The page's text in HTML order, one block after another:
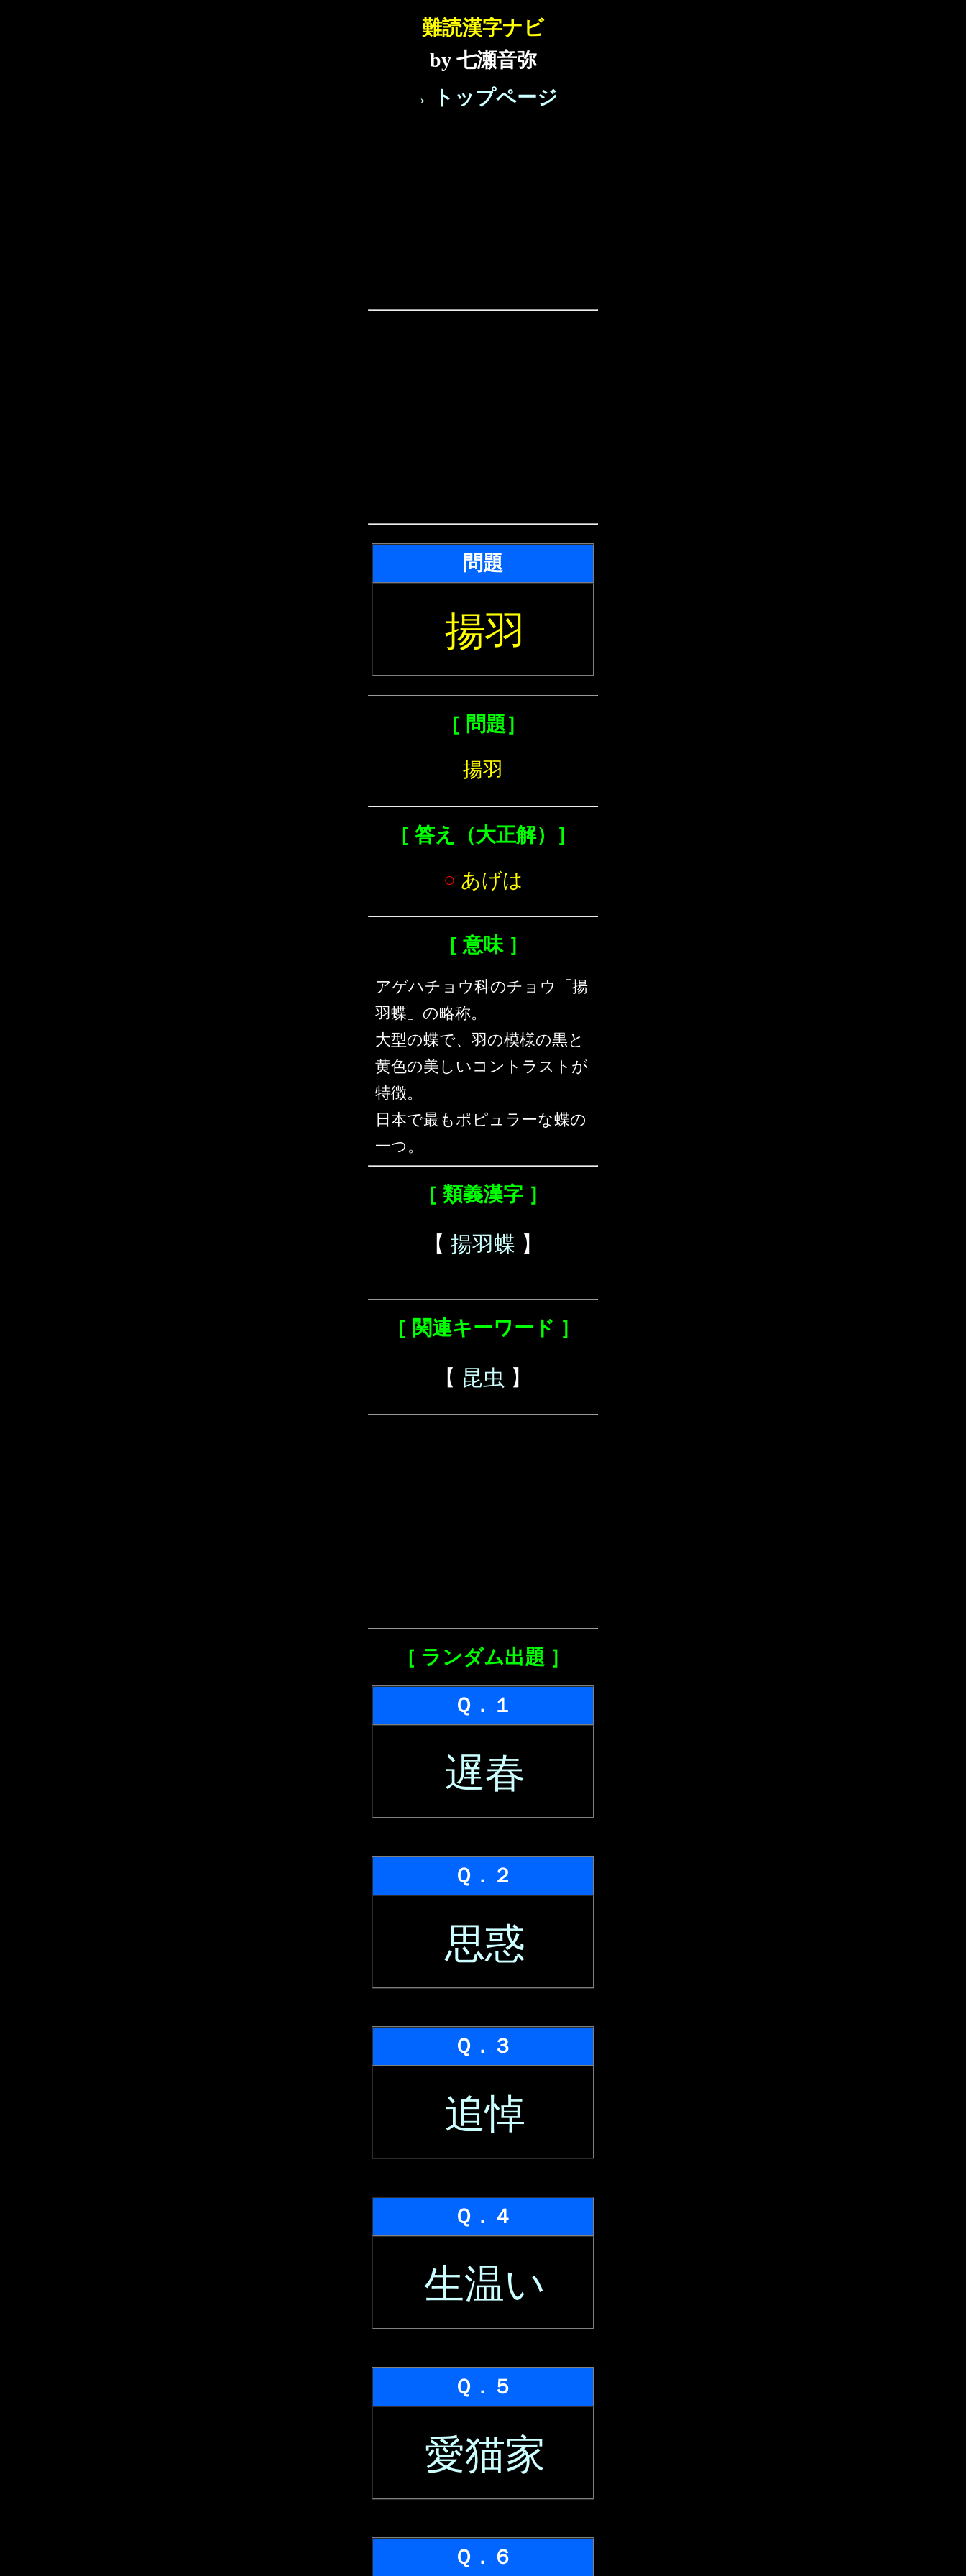
難読漢字ナビ
by 七瀬音弥
→ トップページ
問題
揚羽
［ 問題］
揚羽
［ 答え（大正解）］
○ あげは
［ 意味 ］
アゲハチョウ科のチョウ「揚
羽蝶」の略称。
大型の蝶で、羽の模様の黒と
黄色の美しいコントラストが
特徴。
日本で最もポピュラーな蝶の
一つ。
［ 類義漢字 ］
【 揚羽蝶 】
［ 関連キーワード ］
【 昆虫 】
［ ランダム出題 ］
Ｑ．１
遅春
Ｑ．２
思惑
Ｑ．３
追悼
Ｑ．４
生温い
Ｑ．５
愛猫家
Ｑ．６